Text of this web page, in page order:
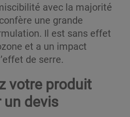
avec la majorité
une grande
Il est sans effet
et a un impact
de serre.
votre produit
devis